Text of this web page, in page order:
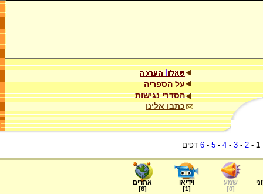
על הספריה
הסדרי נגישות
כתבו אלינו
1
-
2
-
3
-
4
-
5
-
6 דפים
שמע
[
0
]
וידיאו
[
1
]
אתרים
[
6
]